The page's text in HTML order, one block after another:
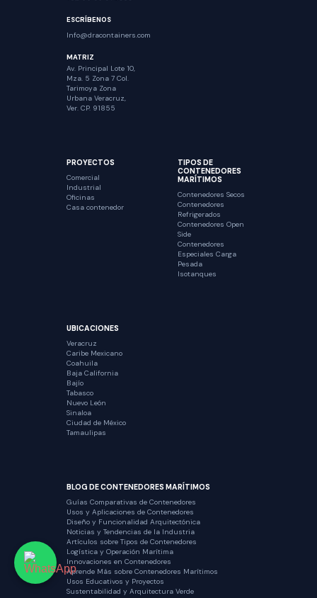
ESCRÍBENOS
Info@dracontainers.com
MATRIZ
Av. Principal Lote 10,
Mza. 5 Zona 7 Col.
Tarimoya Zona
Urbana Veracruz,
Ver. CP. 91855
PROYECTOS
Comercial
Industrial
Oficinas
Casa contenedor
TIPOS DE
CONTENEDORES
MARÍTIMOS
Contenedores Secos
Contenedores
Refrigerados
Contenedores Open
Side
Contenedores
Especiales Carga
Pesada
Isotanques
UBICACIONES
Veracruz
Caribe Mexicano
Coahuila
Baja California
Bajío
Tabasco
Nuevo León
Sinaloa
Ciudad de México
Tamaulipas
BLOG DE CONTENEDORES MARÍTIMOS
Guías Comparativas de Contenedores
Usos y Aplicaciones de Contenedores
Diseño y Funcionalidad Arquitectónica
Noticias y Tendencias de la Industria
Artículos sobre Tipos de Contenedores
Logística y Operación Marítima
Innovaciones en Contenedores
Aprende Más sobre Contenedores Marítimos
Usos Educativos y Proyectos
Sustentabilidad y Arquitectura Verde